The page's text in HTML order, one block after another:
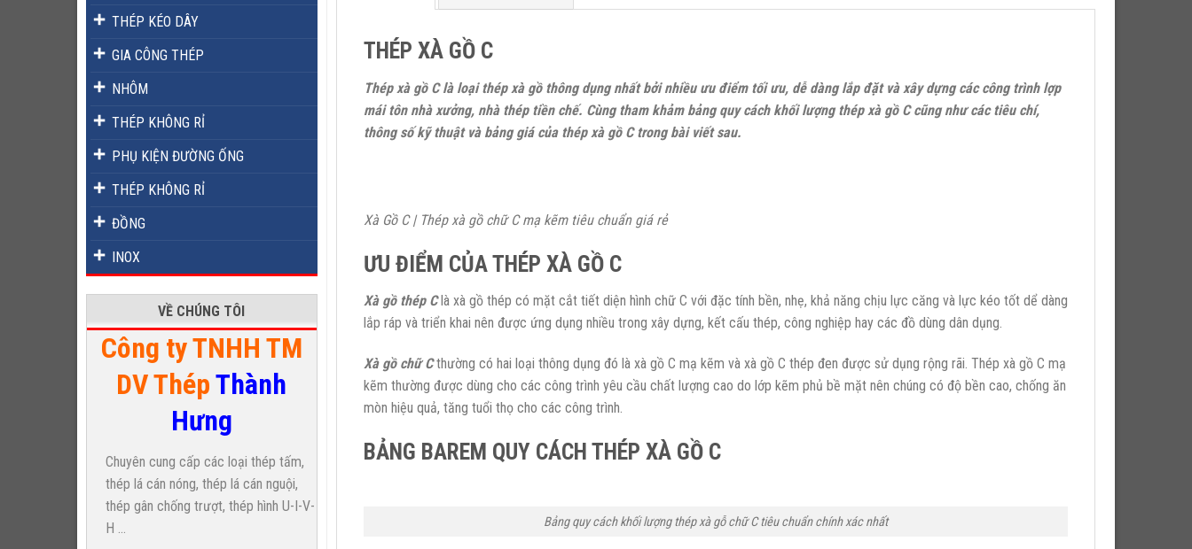
THÉP KÉO DÂY
GIA CÔNG THÉP
NHÔM
THÉP KHÔNG RỈ
PHỤ KIỆN ĐƯỜNG ỐNG
THÉP KHÔNG RỈ
ĐỒNG
INOX
VỀ CHÚNG TÔI
Công ty TNHH TM
DV ThépThành
Hưng
Chuyên cung cấp các loại thép tấm,
thép lá cán nóng, thép lá cán nguội,
thép gân chống trượt, thép hình U-I-V-
H ...
THÉP XÀ GỒ C
Thép xà gồ C là loại thép xà gồ thông dụng nhất bởi nhiều ưu điểm tối ưu, dễ dàng lắp đặt và xây dựng các công trình lợp
mái tôn nhà xưởng, nhà thép tiền chế. Cùng tham khảm bảng quy cách khối lượng thép xà gồ C cũng như các tiêu chí,
thông số kỹ thuật và bảng giá của thép xà gồ C trong bài viết sau.
Xà Gồ C | Thép xà gồ chữ C mạ kẽm tiêu chuẩn giá rẻ
ƯU ĐIỂM CỦA THÉP XÀ GỒ C
Xà gồ thép Clà xà gồ thép có mặt cắt tiết diện hình chữ C với đặc tính bền, nhẹ, khả năng chịu lực căng và lực kéo tốt dể dàng
lắp ráp và triển khai nên được ứng dụng nhiều trong xây dựng, kết cấu thép, công nghiệp hay các đồ dùng dân dụng.
Xà gồ chữ Cthường có hai loại thông dụng đó là xà gồ C mạ kẽm và xà gồ C thép đen được sử dụng rộng rãi. Thép xà gồ C mạ
kẽm thường được dùng cho các công trình yêu cầu chất lượng cao do lớp kẽm phủ bề mặt nên chúng có độ bền cao, chống ăn
mòn hiệu quả, tăng tuổi thọ cho các công trình.
BẢNG BAREM QUY CÁCH THÉP XÀ GỒ C
Bảng quy cách khối lượng thép xà gỗ chữ C tiêu chuẩn chính xác nhất